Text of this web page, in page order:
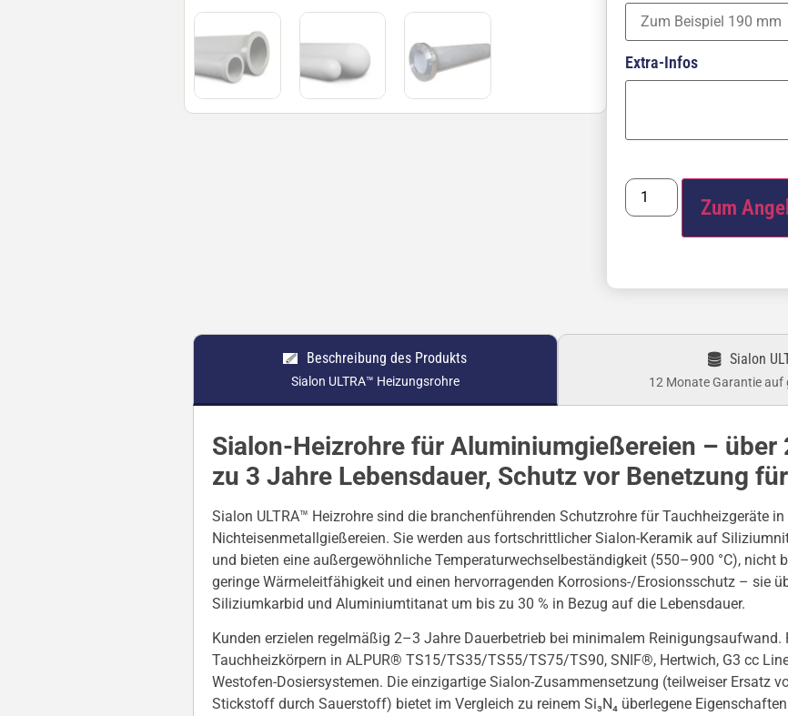
Extra-Infos
Zum
Beschreibung des Produkts
Sialon ULTRA™ Heizungsrohre
Sialon
12 Monate Garantie auf
Sialon-Heizrohre für Aluminiumgießereien – über
zu 3 Jahre Lebensdauer, Schutz vor Benetzung
Sialon ULTRA™ Heizrohre sind die branchenführenden Schutzrohre für Tauchheizgeräte
Nichteisenmetallgießereien. Sie werden aus fortschrittlicher Sialon-Keramik auf
und bieten eine außergewöhnliche Temperaturwechselbeständigkeit (550–900 °C), nicht
geringe Wärmeleitfähigkeit und einen hervorragenden Korrosions-/Erosionsschutz – sie
Siliziumkarbid und Aluminiumtitanat um bis zu 30 % in Bezug auf die Lebensdauer.
Kunden erzielen regelmäßig 2–3 Jahre Dauerbetrieb bei minimalem Reinigungsaufwand.
Tauchheizkörpern in ALPUR® TS15/TS35/TS55/TS75/TS90, SNIF®, Hertwich, G3 cc
Westofen-Dosiersystemen. Die einzigartige Sialon-Zusammensetzung (teilweiser Ersatz
Stickstoff durch Sauerstoff) bietet im Vergleich zu reinem Si₃N₄ überlegene